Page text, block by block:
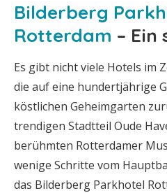
Bilderberg
Rotterdam – Ein
Es gibt nicht viele Hotels im
die auf eine hundertjährige
köstlichen Geheimgarten
trendigen Stadtteil Oude
berühmten Rotterdamer
wenige Schritte vom
das Bilderberg Parkhotel